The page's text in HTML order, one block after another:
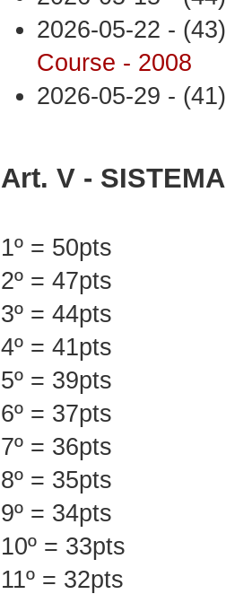
2026-05-22 -
Course - 2008
2026-05-29 -
Art. V -
1º = 50pts
2º = 47pts
3º = 44pts
4º = 41pts
5º = 39pts
6º = 37pts
7º = 36pts
8º = 35pts
9º = 34pts
10º = 33pts
11º = 32pts